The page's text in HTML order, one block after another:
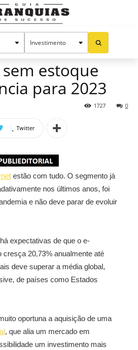
estoque
para 2023
0
1727
Twitter
estão com tudo. O segmento já
nos últimos anos, foi
e não deve parar de evoluir
expectativas de que o e-
20,73% anualmente até
deve superar a média global,
de países como Estados
oportuna a aquisição de uma
, que alia um mercado em
um investimento mais